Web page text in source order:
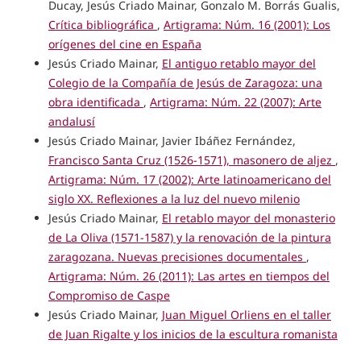
Ducay, Jesús Criado Mainar, Gonzalo M. Borrás Gualis,
Crítica bibliográfica , Artigrama: Núm. 16 (2001): Los
orígenes del cine en España
Jesús Criado Mainar, El antiguo retablo mayor del
Colegio de la Compañía de Jesús de Zaragoza: una
obra identificada , Artigrama: Núm. 22 (2007): Arte
andalusí
Jesús Criado Mainar, Javier Ibáñez Fernández,
Francisco Santa Cruz (1526-1571), masonero de aljez ,
Artigrama: Núm. 17 (2002): Arte latinoamericano del
siglo XX. Reflexiones a la luz del nuevo milenio
Jesús Criado Mainar, El retablo mayor del monasterio
de La Oliva (1571-1587) y la renovación de la pintura
zaragozana. Nuevas precisiones documentales ,
Artigrama: Núm. 26 (2011): Las artes en tiempos del
Compromiso de Caspe
Jesús Criado Mainar, Juan Miguel Orliens en el taller
de Juan Rigalte y los inicios de la escultura romanista